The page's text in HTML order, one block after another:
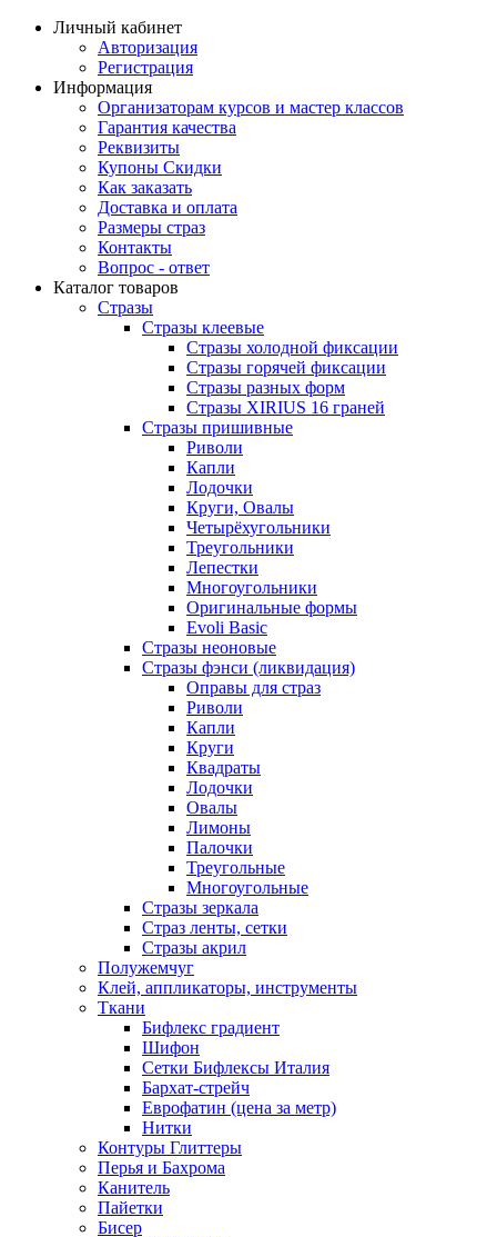
Личный кабинет
Авторизация
Регистрация
Информация
Организаторам курсов и мастер классов
Гарантия качества
Реквизиты
Купоны Скидки
Как заказать
Доставка и оплата
Размеры страз
Контакты
Вопрос - ответ
Каталог товаров
Стразы
Стразы клеевые
Стразы холодной фиксации
Стразы горячей фиксации
Стразы разных форм
Стразы XIRIUS 16 граней
Стразы пришивные
Риволи
Капли
Лодочки
Круги, Овалы
Четырёхугольники
Треугольники
Лепестки
Многоугольники
Оригинальные формы
Evoli Basic
Стразы неоновые
Стразы фэнси (ликвидация)
Оправы для страз
Риволи
Капли
Круги
Квадраты
Лодочки
Овалы
Лимоны
Палочки
Треугольные
Многоугольные
Стразы зеркала
Страз ленты, сетки
Стразы акрил
Полужемчуг
Клей, аппликаторы, инструменты
Ткани
Бифлекс градиент
Шифон
Сетки Бифлексы Италия
Бархат-стрейч
Еврофатин (цена за метр)
Нитки
Контуры Глиттеры
Перья и Бахрома
Канитель
Пайетки
Бисер